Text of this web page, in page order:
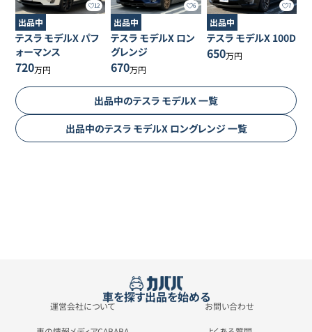
12
出品中
テスラ モデルX パフ
ォーマンス
720万円
6
出品中
テスラ モデルX ロン
グレンジ
670万円
7
出品中
テスラ モデルX 100D
650万円
出品中のテスラ モデルX一覧
出品中のテスラ モデルX ロングレンジ一覧
車を探す出品を始める
運営会社について お問い合わせ